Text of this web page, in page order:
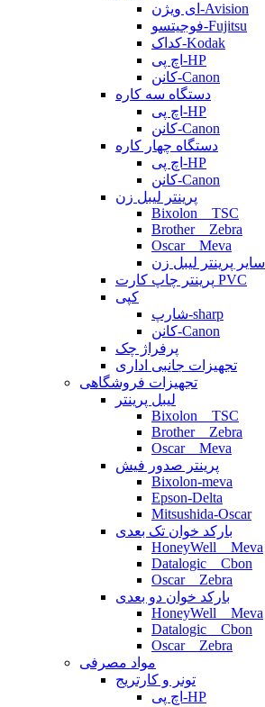
ای ویژن-Avision
فوجیتسو-Fujitsu
کداک-Kodak
اچ پی-HP
کانن-Canon
دستگاه سه کاره
اچ پی-HP
کانن-Canon
دستگاه چهار کاره
اچ پی-HP
کانن-Canon
پرینتر لیبل زن
Bixolon _ TSC
Brother _ Zebra
Oscar _ Meva
سایر پرینتر لیبل زن
پرینتر چاپ کارت PVC
کپی
شارپ-sharp
کانن-Canon
پرفراژ چک
تجهیزات جانبی اداری
تجهیزات فروشگاهی
لیبل پرینتر
Bixolon _ TSC
Brother _ Zebra
Oscar _ Meva
پرینتر صدور فیش
Bixolon-meva
Epson-Delta
Mitsushida-Oscar
بارکد خوان تک بعدی
HoneyWell _ Meva
Datalogic _ Cbon
Oscar _ Zebra
بارکد خوان دو بعدی
HoneyWell _ Meva
Datalogic _ Cbon
Oscar _ Zebra
مواد مصرفی
تونر و کارتریج
اچ پی-HP